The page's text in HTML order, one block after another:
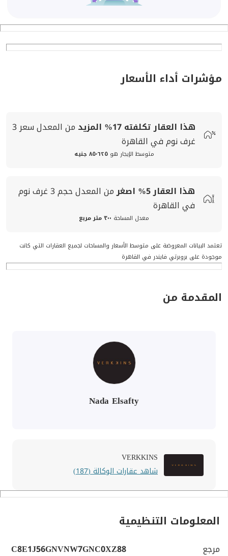
مؤشرات أداء الأسعار
هذا العقار تكلفته17% المزيد من المعدلسعر3
غرف نوم في القاهرة
متوسط الإيجار هو ٨٥٬٦٢٥ جنيه
هذا العقار5% اصغرمن المعدلحجم 3 غرف نوم
في القاهرة
معدل المساحة ٣٠٠ متر مربع
تعتمد البيانات المعروضة على متوسط الأسعار والمساحات لجميع العقارات التي كانت
موجودة على بروبرتي فايندر في القاهرة
المقدمة من
Nada Elsafty
VERKKINS
شاهد عقارات الوكالة (187)
المعلومات التنظيمية
مرجع
C8E1J56GNVNW7GNC0XZ88